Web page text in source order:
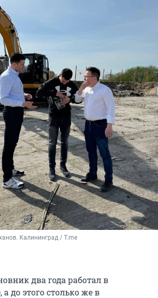
Калининград / T.me
два года работал в
до этого столько же в